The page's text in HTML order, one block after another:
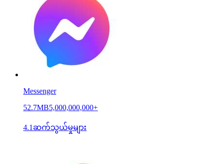
Messenger
52.7MB5,000,000,000+
4.1 ဆက်သွယ်မှုများ